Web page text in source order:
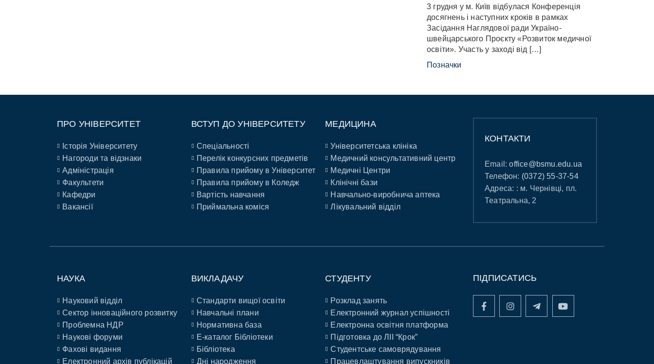
3 грудня у м. Київ відбулася Конференція
досягнень і наступних кроків в рамках
Засідання Наглядової ради Україно-
швейцарського Проєкту «Розвиток медичної
освіти». Участь у заході від […]
Позначки
ПРО УНІВЕРСИТЕТ
Історія Університету
Нагороди та відзнаки
Адміністрація
Факультети
Кафедри
Вакансії
ВСТУП ДО УНІВЕРСИТЕТУ
Спеціальності
Перелік конкурсних предметів
Правила прийому в Університет
Правила прийому в Коледж
Вартість навчання
Приймальна коміся
МЕДИЦИНА
Університетська клініка
Медичний консультативний центр
Медичні Центри
Клінічні бази
Навчально-виробнича аптека
Лікувальний відділ
КОНТАКТИ
Email:office@bsmu.edu.ua
Телефон: (0372) 55-37-54
Адреса: : м. Чернівці, пл.
Театральна, 2
НАУКА
Науковий відділ
Сектор інноваційного розвитку
Проблемна НДР
Наукові форуми
Фахові видання
Електронний архів публікацій
ВИКЛАДАЧУ
Стандарти вищої освіти
Навчальні плани
Нормативна база
E-каталог Бібліотеки
Бібліотека
Дні народження
СТУДЕНТУ
Розклад занять
Електронний журнал успішності
Електронна освітня платформа
Підготовка до ЛІІ “Крок”
Студентське самоврядування
Працевлаштування випускників
ПІДПИСАТИСЬ